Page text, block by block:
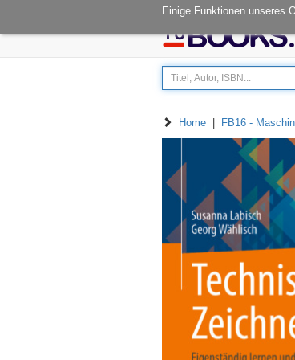
Einige Funktionen unseres
Öffnungszeiten: Mo - Fr
Home FB16 -